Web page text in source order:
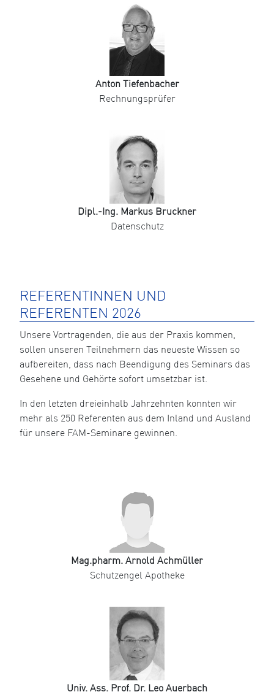
Anton Tiefenbacher
Rechnungsprüfer
Dipl.-Ing. Markus Bruckner
Datenschutz
REFERENTINNEN UND
REFERENTEN 2026
Unsere Vortragenden, die aus der Praxis kommen,
sollen unseren Teilnehmern das neueste Wissen so
aufbereiten, dass nach Beendigung des Seminars das
Gesehene und Gehörte sofort umsetzbar ist.
In den letzten dreieinhalb Jahrzehnten konnten wir
mehr als 250 Referenten aus dem Inland und Ausland
für unsere FAM-Seminare gewinnen.
Mag.pharm. Arnold Achmüller
Schutzengel Apotheke
Univ. Ass. Prof. Dr. Leo Auerbach